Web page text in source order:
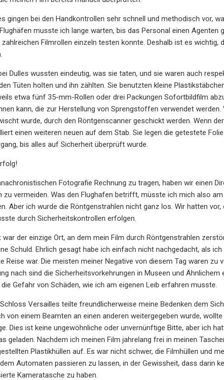
gingen bei den Handkontrollen sehr schnell und methodisch vor,
musste ich lange warten, bis das Personal einen
zahlreichen Filmrollen einzeln testen konnte. Deshalb ist es
Dulles wussten eindeutig, was sie taten, und sie waren auch
Tüten holten und ihn zählten. Sie benutzten kleine
etwa fünf 35-mm-Rollen oder drei Packungen Sofortbildfilm
kann, die zur Herstellung von Sprengstoffen verwendet
wurde, durch den Röntgenscanner geschickt werden. Wenn
einen weiteren neuen auf dem Stab. Sie legen die getestete
bis alles auf Sicherheit überprüft wurde.
Fotografie Rechnung zu tragen, haben wir einen
zu vermeiden. Was den Flughafen betrifft, müsste ich mich also
Aber ich wurde die Röntgenstrahlen nicht ganz los. Wir hatten
durch Sicherheitskontrollen erfolgen.
war der einzige Ort, an dem mein Film durch Röntgenstrahlen
Schuld. Ehrlich gesagt habe ich einfach nicht nachgedacht, als
Reise war. Die meisten meiner Negative von diesem Tag waren
nach sind die Sicherheitsvorkehrungen in Museen und
Gefahr von Schäden, wie ich am eigenen Leib erfahren musste.
Versailles teilte freundlicherweise meine Bedenken dem
von einem Beamten an einen anderen weitergegeben wurde,
Dies ist keine ungewöhnliche oder unvernünftige Bitte, aber ich
geladen. Nachdem ich meinen Film jahrelang frei in meinen
Plastikhüllen auf. Es war nicht schwer, die Filmhüllen und
Automaten passieren zu lassen, in der Gewissheit, dass darin
Kameratasche zu haben.